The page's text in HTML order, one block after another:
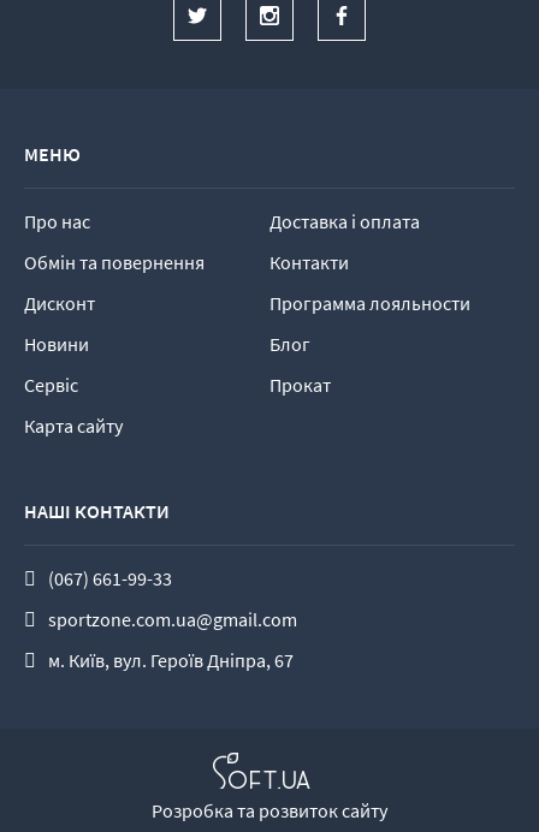
МЕНЮ
Про нас
Доставка і оплата
Обмін та повернення
Контакти
Дисконт
Программа лояльности
Новини
Блог
Сервіс
Прокат
Карта сайту
НАШІ КОНТАКТИ
(067) 661-99-33
sportzone.com.ua@gmail.com
м. Київ, вул. Героїв Дніпра, 67
Розробка та розвиток сайту